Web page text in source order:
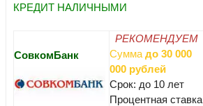
КРЕДИТ НАЛИЧНЫМИ
СовкомБанк
РЕКОМЕНДУЕМ
Сумма до 30 000
000 рублей
Срок: до 10 лет
Процентная ставка